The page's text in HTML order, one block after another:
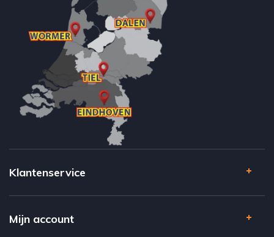
Klantenservice
Mijn account